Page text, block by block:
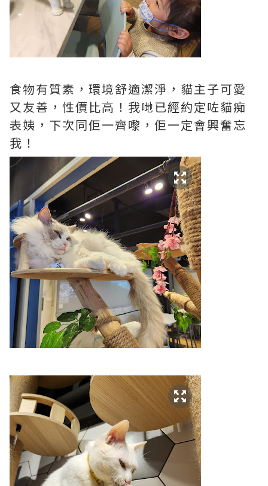
食物有質素，環境舒適潔淨，貓主子可愛
又友善，性價比高！我哋已經約定咗貓痴
表姨，下次同佢一齊嚟，佢一定會興奮忘
我！